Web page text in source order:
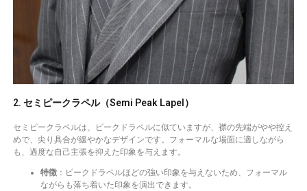
2. セミピークラペル（Semi Peak Lapel）
セミピークラペルは、ピークドラペルに似ていますが、襟の先端がやや控え
めで、尖り具合が緩やかなデザインです。フォーマルな場面に適しながら
も、過度な自己主張を抑えた印象を与えます。
特徴：ピークドラペルほどの強い印象を与えないため、フォーマル
ながらも落ち着いた印象を演出できます。